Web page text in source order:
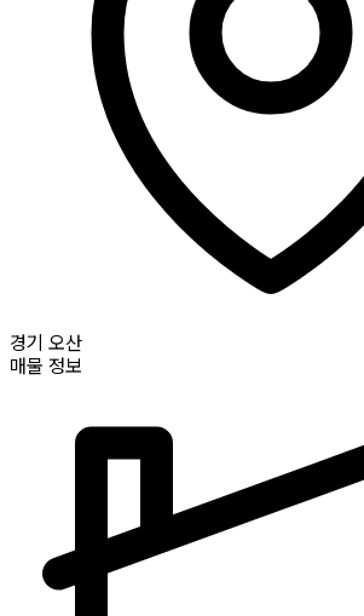
경기 오산
매물 정보